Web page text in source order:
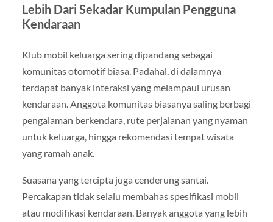
Lebih Dari Sekadar Kumpulan Pengguna
Kendaraan
Klub mobil keluarga sering dipandang sebagai
komunitas otomotif biasa. Padahal, di dalamnya
terdapat banyak interaksi yang melampaui urusan
kendaraan. Anggota komunitas biasanya saling berbagi
pengalaman berkendara, rute perjalanan yang nyaman
untuk keluarga, hingga rekomendasi tempat wisata
yang ramah anak.
Suasana yang tercipta juga cenderung santai.
Percakapan tidak selalu membahas spesifikasi mobil
atau modifikasi kendaraan. Banyak anggota yang lebih